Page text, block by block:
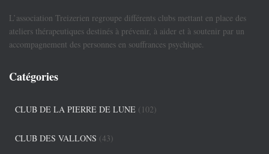
L’association Treizerien regroupe différents clubs mettant en place des
ateliers thérapeutiques destinés à prévenir, à aider et à soutenir par un
accompagnement des personnes en souffrances psychique.
Catégories
CLUB DE LA PIERRE DE LUNE (102)
CLUB DES VALLONS (43)